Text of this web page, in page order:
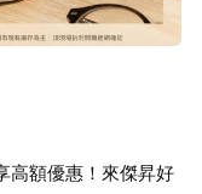
高額優惠！來傑昇好